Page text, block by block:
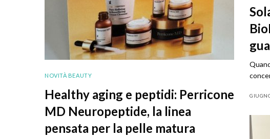
NOVITÀ BEAUTY
Healthy aging e peptidi: Perricone
MD Neuropeptide, la linea
pensata per la pelle matura